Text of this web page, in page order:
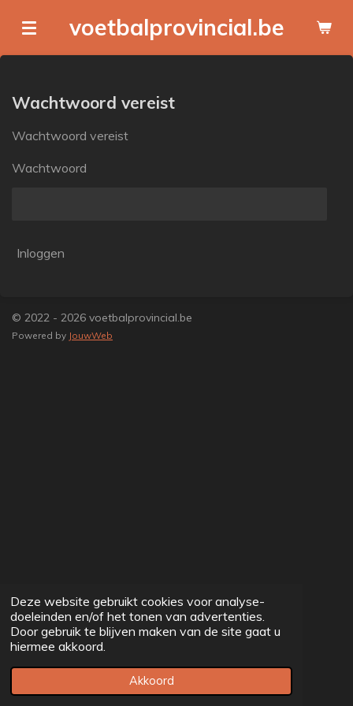
Deze website gebruikt cookies voor analyse-
doeleinden en/of het tonen van advertenties.
Door gebruik te blijven maken van de site gaat u
hiermee akkoord.
Akkoord
direct
naar
hoofdinhoud
voetbalprovincial.be
Wachtwoord vereist
Wachtwoord vereist
Wachtwoord
Inloggen
© 2022 - 2026 voetbalprovincial.be
Powered by JouwWeb